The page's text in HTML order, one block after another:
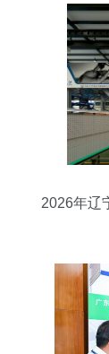
2026年辽